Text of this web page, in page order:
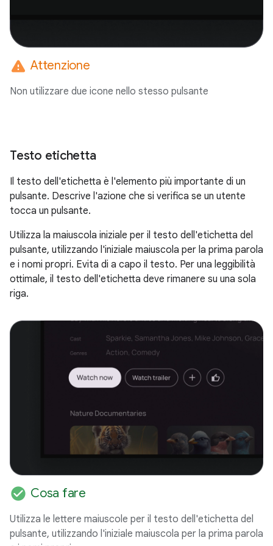
warning Attenzione
Non utilizzare due icone nello stesso pulsante
Testo etichetta
Il testo dell'etichetta è l'elemento più importante di un
pulsante. Descrive l'azione che si verifica se un utente
tocca un pulsante.
Utilizza la maiuscola iniziale per il testo dell'etichetta del
pulsante, utilizzando l'iniziale maiuscola per la prima parola
e i nomi propri. Evita di a capo il testo. Per una leggibilità
ottimale, il testo dell'etichetta deve rimanere su una sola
riga.
check_circle Cosa fare
Utilizza le lettere maiuscole per il testo dell'etichetta del
pulsante, utilizzando l'iniziale maiuscola per la prima parola